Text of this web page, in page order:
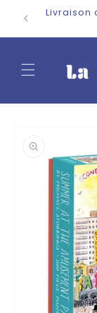
passer
contenu
Livraison
produits